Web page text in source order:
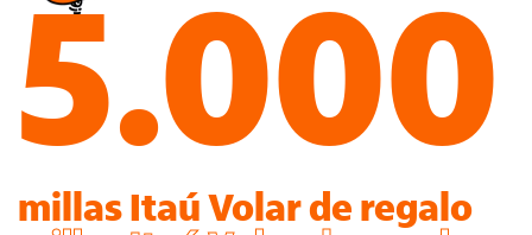
5.000
millas Itaú Volar de regalo